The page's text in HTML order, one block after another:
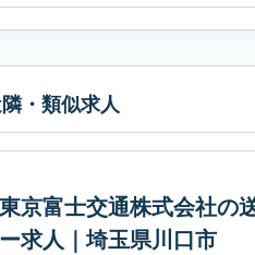
・類似求人
東京富士交通株式会社の
ー求人｜埼玉県川口市